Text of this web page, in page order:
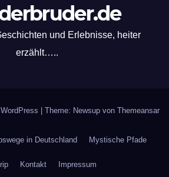
und Erlebnisse, heiter
erzählt…..
| Theme: Newsup von Themeansar
in Deutschland Mystische Pfade
Kontakt Impressum